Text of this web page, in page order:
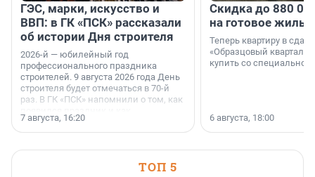
ГЭС, марки, искусство и
ВВП: в ГК «ПСК» рассказали
об истории Дня строителя
2026-й — юбилейный год
профессионального праздника
строителей. 9 августа 2026 года День
строителя будет отмечаться в 70-й
раз. В ГК «ПСК» напомнили о том, как
поменялась роль строительства.
7 августа, 16:20
Скидка до 880
на готовое
Теперь квартиру в
«Образцовый квартал
купить со специальной
6 августа, 18:00
ТОП 5